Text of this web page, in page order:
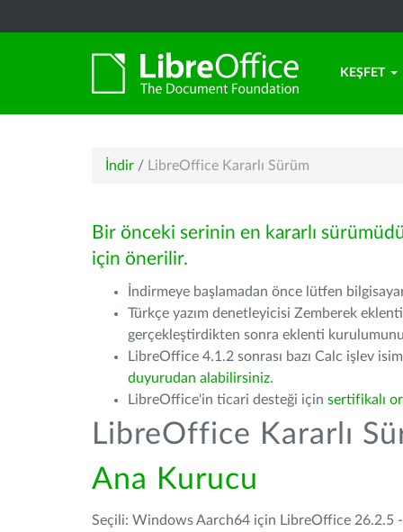
KEŞFET
İndir / LibreOffice Kararlı Sürüm
Bir önceki serinin en kararlı
için önerilir.
İndirmeye başlamadan önce lütfen
Türkçe yazım denetleyicisi Zemberek
gerçekleştirdikten sonra eklenti
LibreOffice 4.1.2 sonrası bazı Calc işlev
duyurudan alabilirsiniz.
LibreOffice'in ticari desteği için sertifikalı
LibreOffice Kararlı
Ana Kurucu
Seçili: Windows Aarch64 için LibreOffice 26.2.5 -